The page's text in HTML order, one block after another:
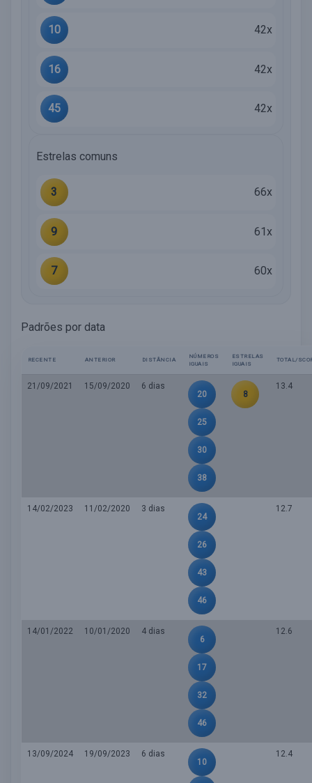
10 42x
16 42x
45 42x
Estrelas comuns
3 66x
9 61x
7 60x
Padrões por data
RECENTE ANTERIOR DISTÂNCIA
NÚMEROS
IGUAIS
ESTRELAS
IGUAIS
TOTAL/
21/09/2021 15/09/2020
6 dias
20
25
30
38
8
13.4
14/02/2023 11/02/2020
3 dias
24
26
43
46
12.7
14/01/2022 10/01/2020
4 dias
6
17
32
46
12.6
13/09/2024 19/09/2023
6 dias
10
12.4